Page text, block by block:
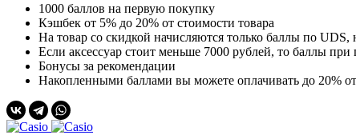
1000 баллов на первую покупку
Кэшбек от 5% до 20% от стоимости товара
На товар со скидкой начисляются только баллы по UDS,
Если аксессуар стоит меньше 7000 рублей, то баллы при
Бонусы за рекомендации
Накопленными баллами вы можете оплачивать до 20% от